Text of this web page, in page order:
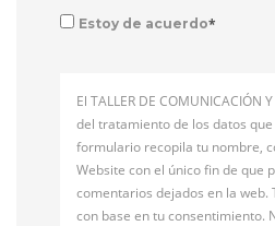
Estoy de acuerdo*
El TALLER DE COMUNICACIÓN
del tratamiento de los datos
formulario recopila tu nombre,
Website con el único fin de que
comentarios dejados en la web.
con base en tu consentimiento.